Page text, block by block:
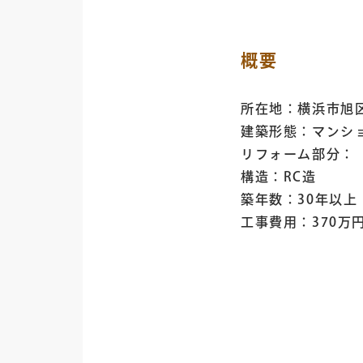
概要
所在地：横浜市旭
建築形態：マンシ
リフォーム部分：
構造：RC造
築年数：30年以上
工事費用：370万円